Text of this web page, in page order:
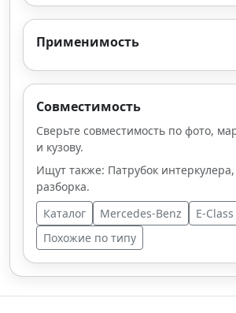
Применимость
Совместимость
Сверьте совместимость по фото,
и кузову.
Ищут также: Патрубок интеркулера,
разборка.
Каталог
Mercedes-Benz E-Class
Похожие по типу